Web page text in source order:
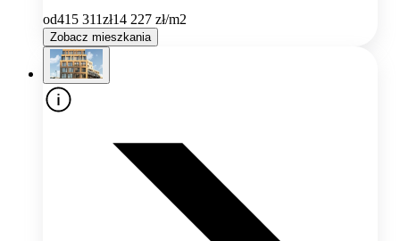
od415 311zł14 227 zł/m2
Zobacz mieszkania